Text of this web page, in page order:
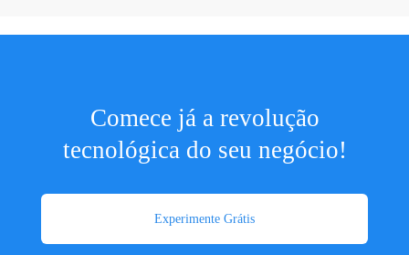
Comece já a revolução
tecnológica do seu negócio!
Experimente Grátis